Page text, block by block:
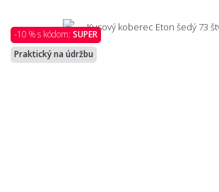
-10 % s kódom: SUPER
Praktický na údržbu